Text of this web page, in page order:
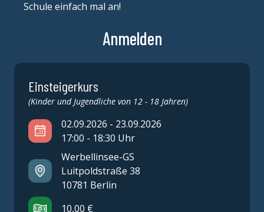
Schule einfach mal an!
Anmelden
Einsteigerkurs
(Kinder und Jugendliche von 12 - 18 Jahren)
02.09.2026 - 23.09.2026
17:00 - 18:30 Uhr
Werbellinsee-GS
Luitpoldstraße 38
10781 Berlin
10,00 €